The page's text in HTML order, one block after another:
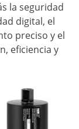
la seguridad
digital, el
preciso y el
eficiencia y